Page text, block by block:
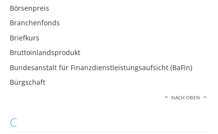
Börsenpreis
Branchenfonds
Briefkurs
Bruttoinlandsprodukt
Bundesanstalt für Finanzdienstleistungsaufsicht (BaFin)
Bürgschaft
NACH OBEN
C